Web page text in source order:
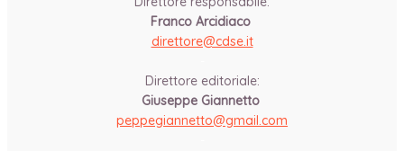
Franco Arcidiaco
direttore@cdse.it
Direttore editoriale:
Giuseppe Giannetto
peppegiannetto@gmail.com